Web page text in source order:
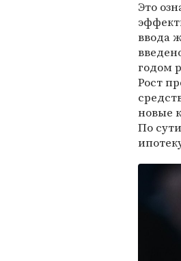
Это
ввода
годом
Рост
новые
По